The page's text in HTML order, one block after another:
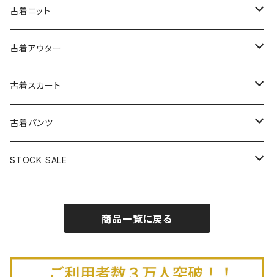
古着ノースリーブワンピース
古着キャミソールワンピース
古着ベアトップワンピース
古着オールインワン
古着オーバーオール
古着半袖シャツ・ブラウス
古着ノースリーブシャツ・ブラウス
古着スウェット&パーカー
古着スウェット
古着パーカー
古着プルオーバー
古着長袖プルオーバー
古着半袖プルオーバー
古着Ｔシャツ
古着長袖Ｔシャツ
古着半袖Ｔシャツ
古着ベスト
古着キャミソール
古着ポロシャツ
古着長袖ポロシャツ
古着スウェット
古着ニット
古着セーター
古着カーディガン
古着半袖ニット
古着ニットアウター
古着アウター
古着ライトジャケット
古着ライトコート
古着ヘビージャケット
古着羽織り
古着スカート
古着ロング丈スカート (丈76cm-)
古着膝丈スカート (丈56-75cm)
古着ミニ丈スカート (丈56-75cm)
古着パンツ
古着ロング丈パンツ
STOCK SALE
Autumn / Winter
商品一覧に戻る